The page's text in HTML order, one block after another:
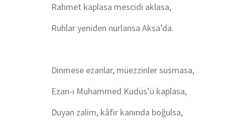
Rahmet kaplasa mescidi aklasa,
Ruhlar yeniden nurlansa Aksa’da.
Dinmese ezanlar, müezzinler susmasa,
Ezan-ı Muhammed Kudüs’ü kaplasa,
Duyan zalim, kâfir kanında boğulsa,